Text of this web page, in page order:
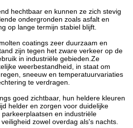
hechtbaar en kunnen ze zich stevig
ondergronden zoals asfalt en
op lange termijn stabiel blijft.
coatings zeer duurzaam en
zijn tegen het zware verkeer op de
in industriële gebieden.Ze
weerbestandheid, in staat om
sneeuw en temperatuurvariaties
te verdragen.
goed zichtbaar, hun heldere kleuren
helder en zorgen voor duidelijke
en industriële
zowel overdag als's nachts.